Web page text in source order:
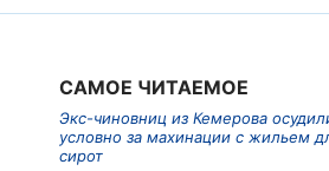
САМОЕ ЧИТАЕМОЕ
Экс-чиновниц из Кемерова
условно за махинации с жильем
сирот